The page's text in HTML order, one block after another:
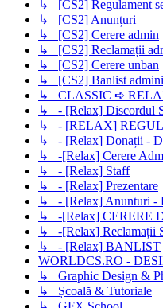
↳ [CS2] Regulament
↳ [CS2] Anunțuri
↳ [CS2] Cerere admin
↳ [CS2] Reclamații
↳ [CS2] Cerere unban
↳ [CS2] Banlist admini
↳ CLASSIC ➪
↳ - [Relax] Discordul
↳ - [RELAX]
↳ - [Relax] Donații -
↳ -[Relax] Cerere
↳ - [Relax] Staff
↳ - [Relax] Prezentare
↳ - [Relax] Anunturi -
↳ -[Relax] CERERE
↳ -[Relax] Reclamații
↳ - [Relax] BANLIST
WORLDCS.RO -
↳ Graphic Design &
↳ Școală & Tutoriale